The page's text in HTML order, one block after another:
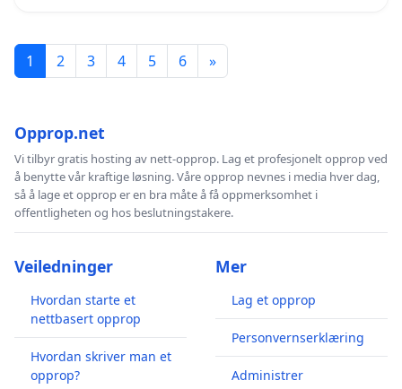
1 2 3 4 5 6 »
Opprop.net
Vi tilbyr gratis hosting av nett-opprop. Lag et profesjonelt opprop ved
å benytte vår kraftige løsning. Våre opprop nevnes i media hver dag,
så å lage et opprop er en bra måte å få oppmerksomhet i
offentligheten og hos beslutningstakere.
Veiledninger
Hvordan starte et
nettbasert opprop
Hvordan skriver man et
opprop?
Mer
Lag et opprop
Personvernserklæring
Administrer